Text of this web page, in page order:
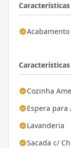
Acabamento
Cozinha
Espera para
Lavanderia
Sacada c/